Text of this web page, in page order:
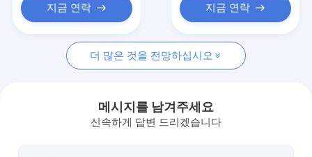
생분해 가능한 가방
생분해 가능한 슬라이드 지프백
생물 분해 가능한 메일 봉지
지금 연락 지금 연락
더 많은 것을 전망하십시오
메시지를 남겨주세요
신속하게 답변 드리겠습니다